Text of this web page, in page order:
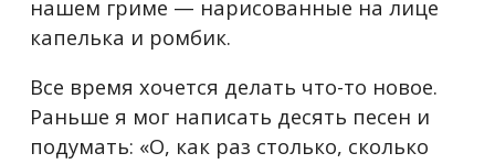
нашем гриме — нарисованные на лице
капелька и ромбик.
Все время хочется делать что-то новое.
Раньше я мог написать десять песен и
подумать: «О, как раз столько, сколько